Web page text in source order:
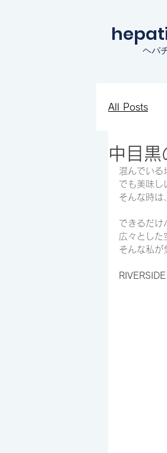
ヘパ
All Posts
知見を
中目黒
混んでいる
でも美味し
そんな時は
できるだけ
広々とした
そんな私が